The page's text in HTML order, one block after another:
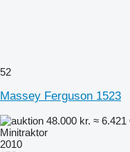
52
Massey Ferguson 1523
48.000 kr. ≈ 6.421
Minitraktor
2010